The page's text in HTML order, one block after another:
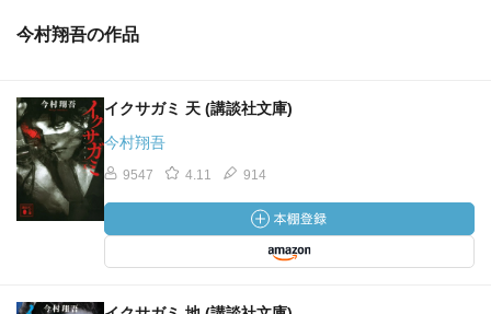
今村翔吾の作品
イクサガミ 天 (講談社文庫)
今村翔吾
9547 4.11 914